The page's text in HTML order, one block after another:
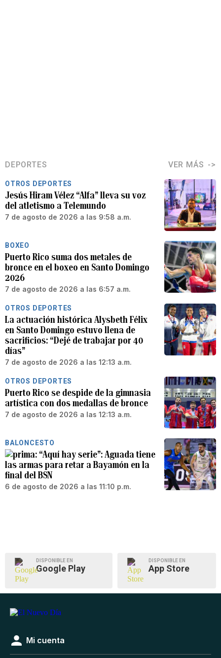
DEPORTES VER MÁS
OTROS DEPORTES
Jesús Hiram Vélez “Alfa” lleva su voz
del atletismo a Telemundo
7 de agosto de 2026 a las 9:58 a.m.
BOXEO
Puerto Rico suma dos metales de
bronce en el boxeo en Santo Domingo
2026
7 de agosto de 2026 a las 6:57 a.m.
OTROS DEPORTES
La actuación histórica Alysbeth Félix
en Santo Domingo estuvo llena de
sacrificios: “Dejé de trabajar por 40
días”
7 de agosto de 2026 a las 12:13 a.m.
OTROS DEPORTES
Puerto Rico se despide de la gimnasia
artística con dos medallas de bronce
7 de agosto de 2026 a las 12:13 a.m.
BALONCESTO
“Aquí hay serie”: Aguada tiene
las armas para retar a Bayamón en la
final del BSN
6 de agosto de 2026 a las 11:10 p.m.
DISPONIBLE EN
Google Play
DISPONIBLE EN
App Store
Mi cuenta